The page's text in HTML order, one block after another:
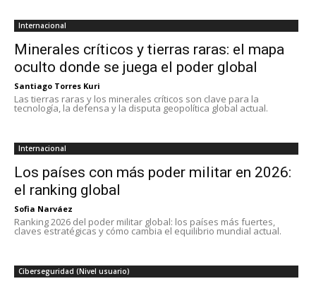
Internacional
Minerales críticos y tierras raras: el mapa
oculto donde se juega el poder global
Santiago Torres Kuri
Las tierras raras y los minerales críticos son clave para la
tecnología, la defensa y la disputa geopolítica global actual.
Internacional
Los países con más poder militar en 2026:
el ranking global
Sofia Narváez
Ranking 2026 del poder militar global: los países más fuertes,
claves estratégicas y cómo cambia el equilibrio mundial actual.
Ciberseguridad (Nivel usuario)